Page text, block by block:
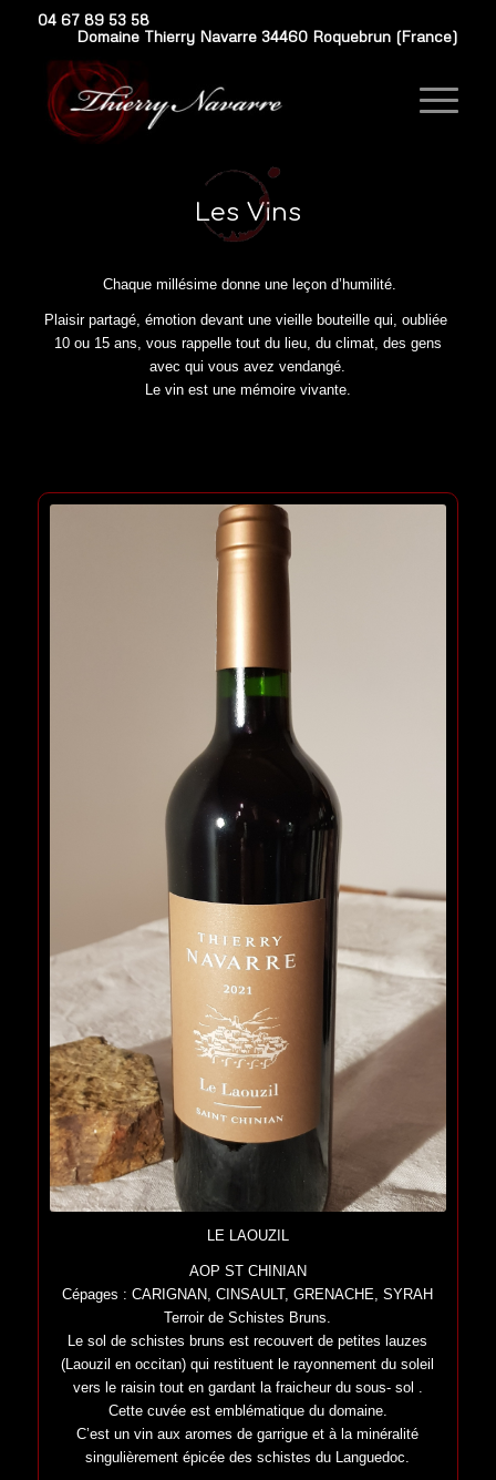
04 67 89 53 58
Domaine Thierry Navarre 34460 Roquebrun (France)
Les Vins
Chaque millésime donne une leçon d’humilité.
Plaisir partagé, émotion devant une vieille bouteille qui, oubliée
10 ou 15 ans, vous rappelle tout du lieu, du climat, des gens
avec qui vous avez vendangé.
Le vin est une mémoire vivante.
LE LAOUZIL
AOP ST CHINIAN
Cépages : CARIGNAN, CINSAULT, GRENACHE, SYRAH
Terroir de Schistes Bruns.
Le sol de schistes bruns est recouvert de petites lauzes
(Laouzil en occitan) qui restituent le rayonnement du soleil
vers le raisin tout en gardant la fraicheur du sous- sol .
Cette cuvée est emblématique du domaine.
C’est un vin aux aromes de garrigue et à la minéralité
singulièrement épicée des schistes du Languedoc.